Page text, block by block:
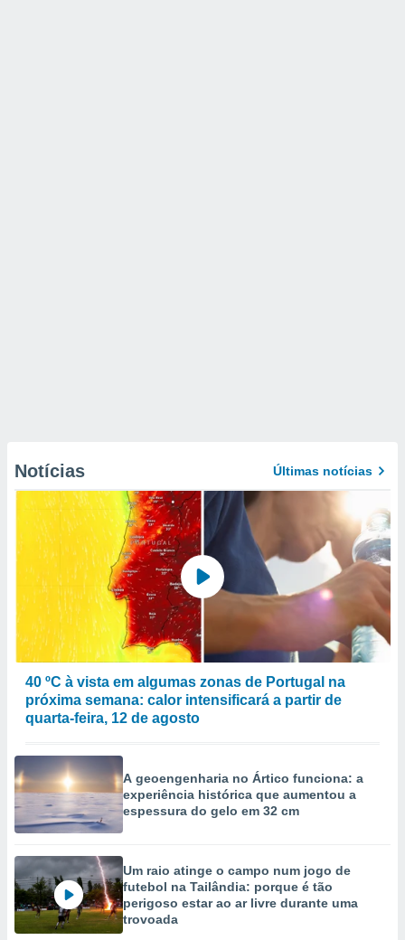
Notícias Últimas notícias
40 ºC à vista em algumas zonas de Portugal na
próxima semana: calor intensificará a partir de
quarta-feira, 12 de agosto
A geoengenharia no Ártico funciona: a
experiência histórica que aumentou a
espessura do gelo em 32 cm
Um raio atinge o campo num jogo de
futebol na Tailândia: porque é tão
perigoso estar ao ar livre durante uma
trovoada